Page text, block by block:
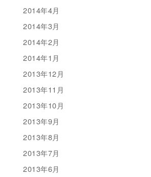
2014年4月
2014年3月
2014年2月
2014年1月
2013年12月
2013年11月
2013年10月
2013年9月
2013年8月
2013年7月
2013年6月